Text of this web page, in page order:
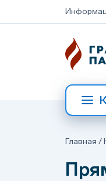
Главная /